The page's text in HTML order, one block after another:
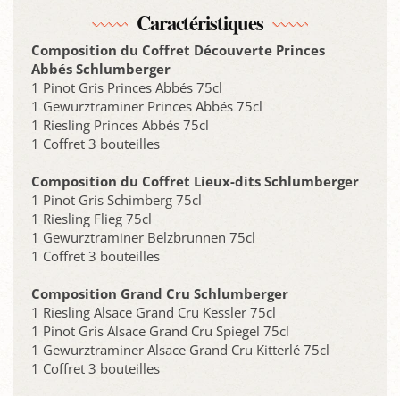
Caractéristiques
Composition du Coffret Découverte Princes
Abbés Schlumberger
1 Pinot Gris Princes Abbés 75cl
1 Gewurztraminer Princes Abbés 75cl
1 Riesling Princes Abbés 75cl
1 Coffret 3 bouteilles
Composition du Coffret Lieux-dits Schlumberger
1 Pinot Gris Schimberg 75cl
1 Riesling Flieg 75cl
1 Gewurztraminer Belzbrunnen 75cl
1 Coffret 3 bouteilles
Composition Grand Cru Schlumberger
1 Riesling Alsace Grand Cru Kessler 75cl
1 Pinot Gris Alsace Grand Cru Spiegel 75cl
1 Gewurztraminer Alsace Grand Cru Kitterlé 75cl
1 Coffret 3 bouteilles